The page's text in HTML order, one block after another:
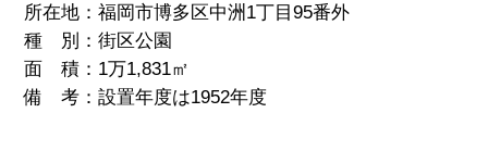
所在地：福岡市博多区中洲1丁目95番外
種 別：街区公園
面 積： 1万1,831㎡
備 考：設置年度は1952年度